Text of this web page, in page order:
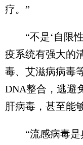
疗。”
“不是‘自限性
疫系统有强大的
毒、艾滋病病毒
DNA整合，逃避
肝病毒，甚至能
“流感病毒是